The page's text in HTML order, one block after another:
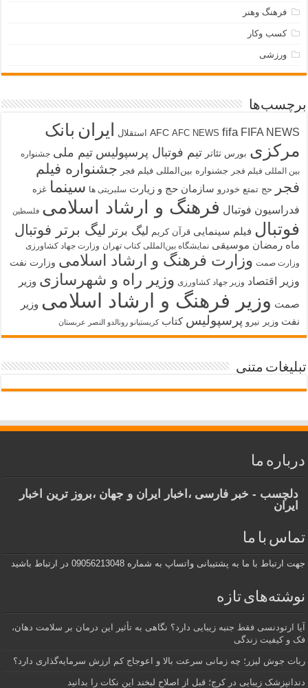
فرهنگ وهنر
کسب وکار
ورزشی
برچسب‌ها
AFC AFC NEWS fifa FIFA NEWS استقلال ایران بانک
مرکزی بورس تئاتر تیم فوتبال پرسپولیس تیم ملی جشنواره
بین المللی فیلم فجر جشنواره بین‌المللی فیلم فجر جشنواره فیلم
فجر
حج تمتع خودرو سازمان حج و زیارت سلبریتی ها سینما غزه
فدراسیون فوتبال فرهنگ و ارشاد اسلامی فلسطین
فوتبال فیلم سینمایی قرآن کریم لیگ برتر لیگ برتر فوتبال
ماه رمضان موسیقی نمایشگاه بین‌المللی کتاب تهران وزارت جهاد کشاورزی
وزارت صمت وزارت فرهنگ و ارشاد اسلامی وزارت نفت
وزیر اقتصاد وزیر جهاد کشاورزی وزیر راه و شهرسازی وزیر
صمت وزیر فرهنگ و ارشاد اسلامی وزیر
نفت وزیر نیرو پرسپولیس کتاب کریستیانو رونالدو النصر عربستان
تبلیغات متنی
درباره ما
دلچسب - خبر فارسی ،اخبار ایران و جهان ،بروز ترین اخبار
ایران
تماس با ما
جهت ارتباط با ما به پشتیبانی واتساپ به شماره 09056213048 در ارتباط باشید
نوشته‌های تازه
آیا ارتودنسی فقط جنبه زیبایی دارد؟ نگاهی به تأثیر این درمان بر سلامت دهان،
فک و کیفیت زندگی
ربات جوش لیزر؛ چه زمانی سرعت بالا و اعوجاج کم ارزش سرمایه‌گذاری دارد؟
دندانپزشک زیبایی در کرج؛ قبل از اصلاح لبخند این نکات را بدانید